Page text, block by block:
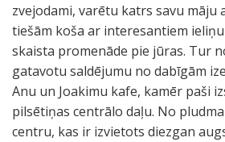
zvejodami, varētu katrs savu māju
tiešām koša ar interesantiem
skaista promenāde pie jūras. Tur
gatavotu saldējumu no dabīgām
Anu un Joakimu kafe, kamēr paši
pilsētiņas centrālo daļu. No
centru, kas ir izvietots diezgan